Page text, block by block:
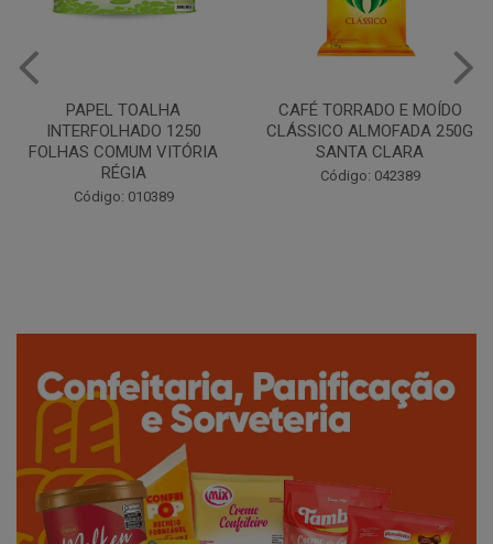
CAFÉ TORRADO E MOÍDO
CLÁSSICO ALMOFADA 250G
SANTA CLARA
Código: 042389
Copo Plástico Branco 180ml
Pacote c/100 - Cristalcopo
Código: 031413